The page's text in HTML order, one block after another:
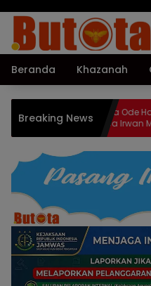
Beranda Khazanah
Breaking News
Usai La Ode Haimudin,
Periksa Irwan Mamesah
Ratusan Juta di KONI